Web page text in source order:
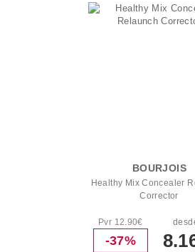
BOURJOIS
Healthy Mix Concealer
Corrector
Pvr 12.90€
-37%